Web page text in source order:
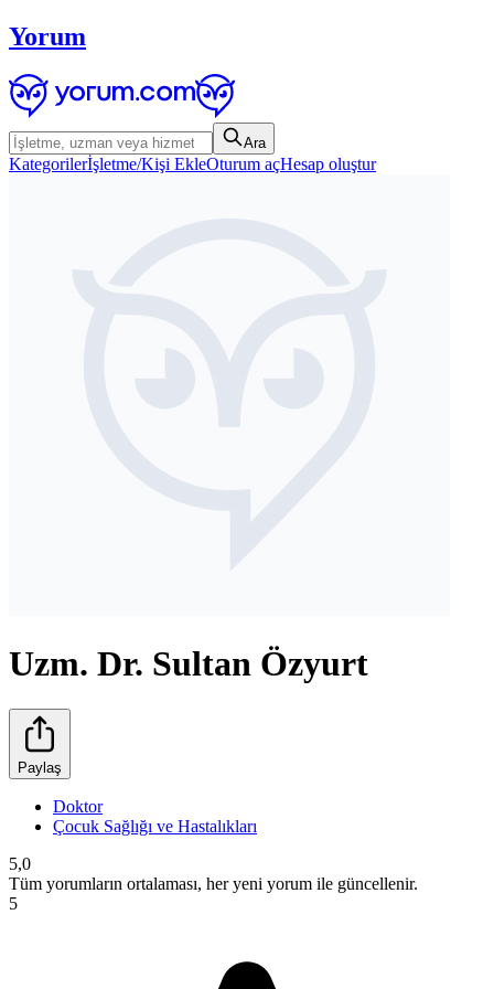
Yorum
Ara
Kategorilerİşletme/Kişi EkleOturum açHesap oluştur
Uzm. Dr. Sultan Özyurt
Paylaş
Doktor
Çocuk Sağlığı ve Hastalıkları
5,0
Tüm yorumların ortalaması, her yeni yorum ile güncellenir.
5